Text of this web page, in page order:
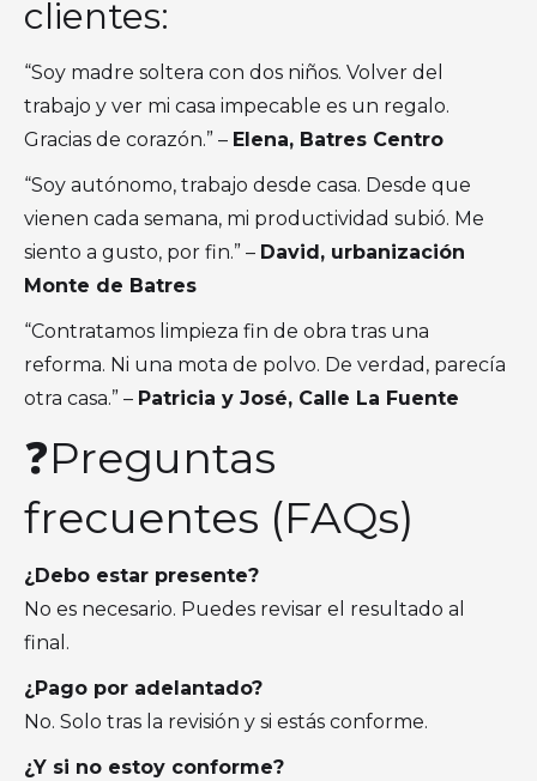
clientes:
“Soy madre soltera con dos niños. Volver del
trabajo y ver mi casa impecable es un regalo.
Gracias de corazón.” – Elena, Batres Centro
“Soy autónomo, trabajo desde casa. Desde que
vienen cada semana, mi productividad subió. Me
siento a gusto, por fin.” – David, urbanización
Monte de Batres
“Contratamos limpieza fin de obra tras una
reforma. Ni una mota de polvo. De verdad, parecía
otra casa.” – Patricia y José, Calle La Fuente
❓Preguntas
frecuentes (FAQs)
¿Debo estar presente?
No es necesario. Puedes revisar el resultado al
final.
¿Pago por adelantado?
No. Solo tras la revisión y si estás conforme.
¿Y si no estoy conforme?